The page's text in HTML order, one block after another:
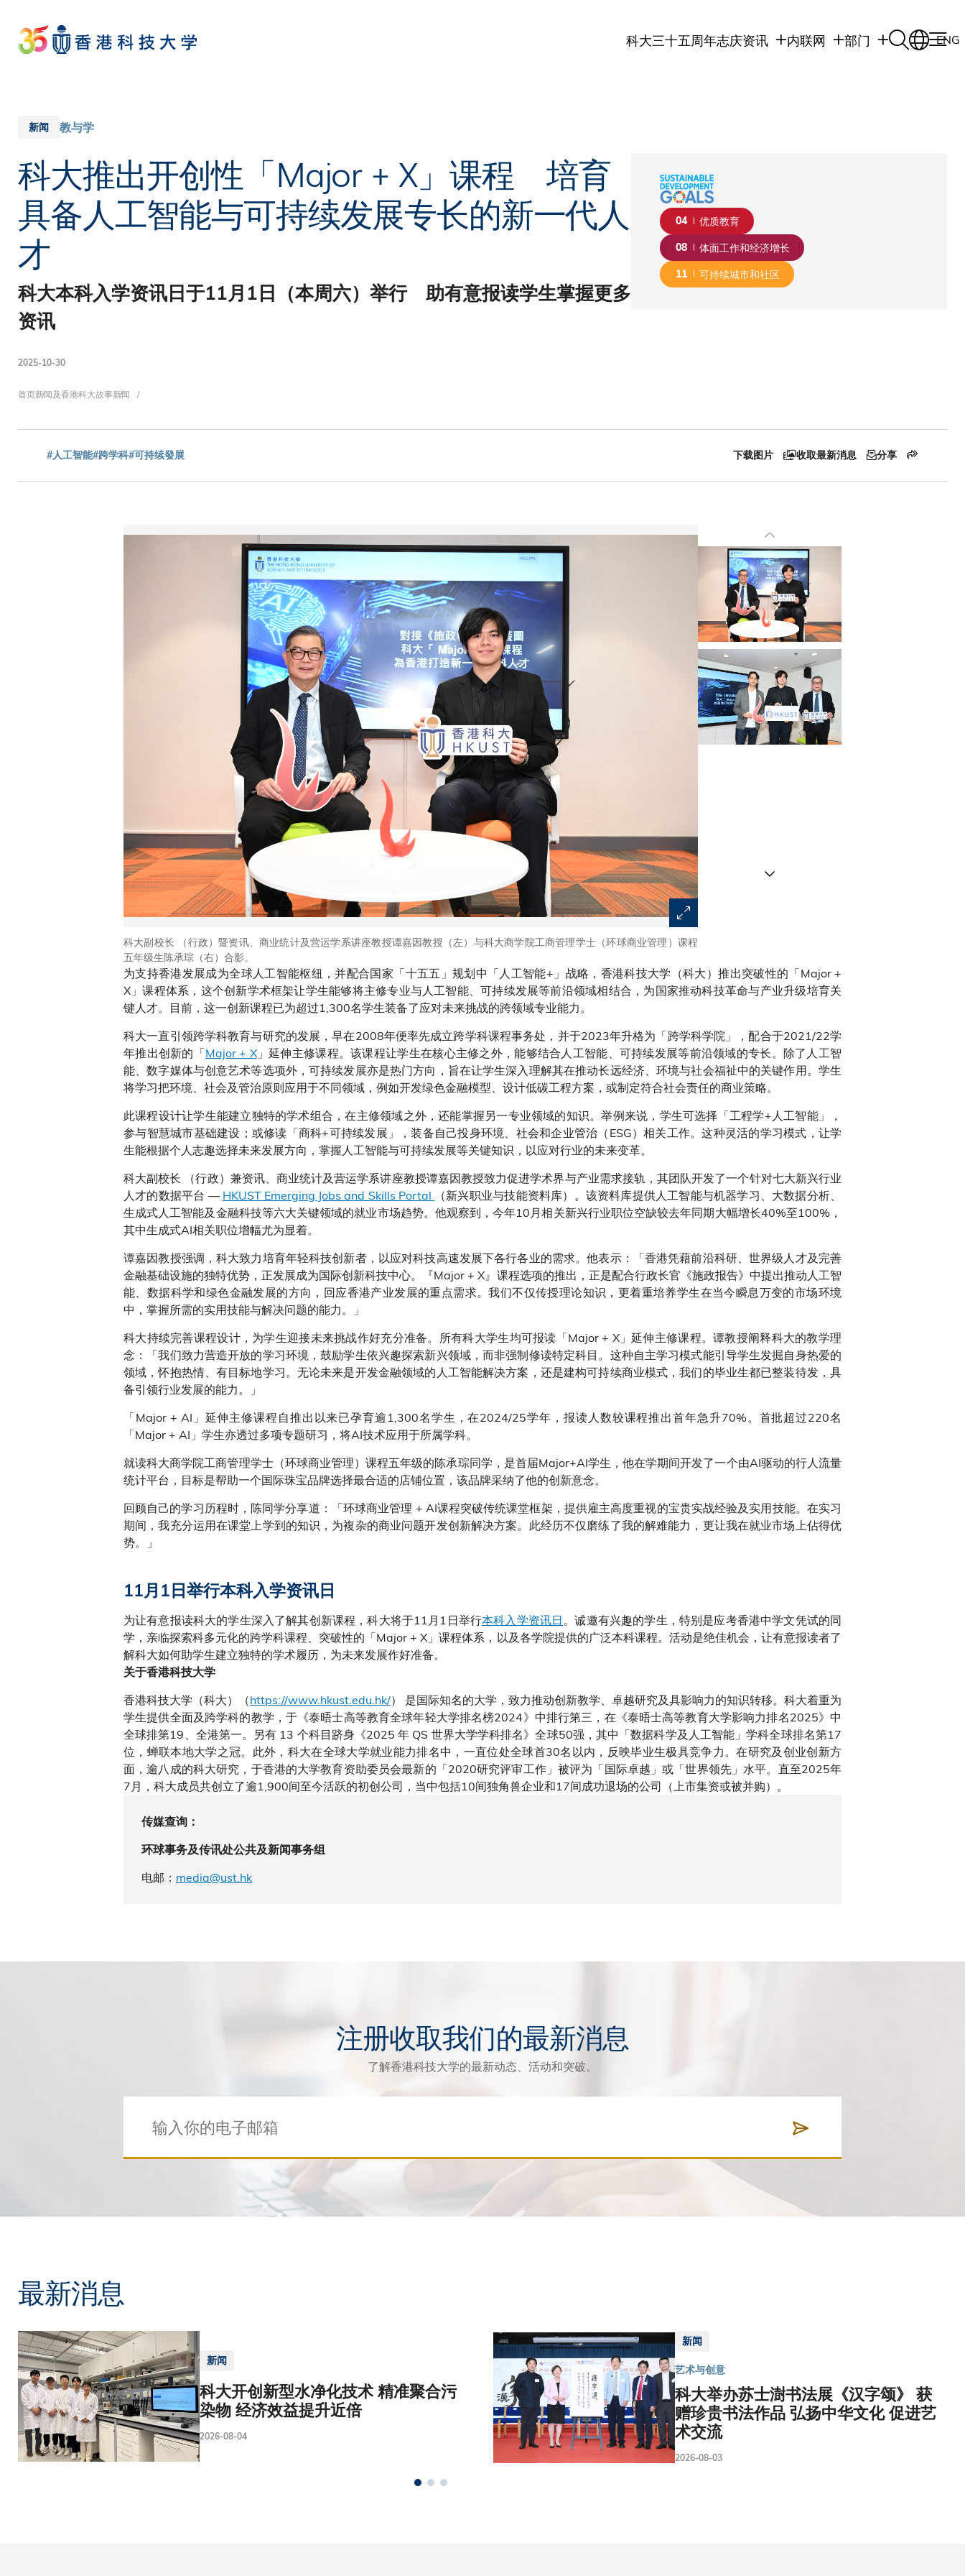
main
content
科大三十五周年志庆资讯 内联网 部门 ENG
新闻 教与学
科大推出开创性「Major + X」课程 培育
具备人工智能与可持续发展专长的新一代人
才
科大本科入学资讯日于11月1日（本周六）举行 助有意报读学生掌握更多
资讯
2025-10-30
面
包
首页新闻及香港科大故事新闻
04 优质教育
08 体面工作和经济增长
11 可持续城市和社区
#人工智能#跨学科#可持续發展 下载图片 收取最新消息 分享
科大副校长 （行政）暨资讯、商业统计及营运学系讲座教授谭嘉因教授（左）与科大商学院工商管理学士（环球商业管理）课程
五年级生陈承琮（右）合影。
为支持香港发展成为全球人工智能枢纽，并配合国家「十五五」规划中「人工智能+」战略，香港科技大学（科大）推出突破性的「Major +
X」课程体系，这个创新学术框架让学生能够将主修专业与人工智能、可持续发展等前沿领域相结合，为国家推动科技革命与产业升级培育关
键人才。目前，这一创新课程已为超过1,300名学生装备了应对未来挑战的跨领域专业能力。
科大一直引领跨学科教育与研究的发展，早在2008年便率先成立跨学科课程事务处，并于2023年升格为「跨学科学院」，配合于2021/22学
年推出创新的「Major + X」延伸主修课程。该课程让学生在核心主修之外，能够结合人工智能、可持续发展等前沿领域的专长。除了人工智
能、数字媒体与创意艺术等选项外，可持续发展亦是热门方向，旨在让学生深入理解其在推动长远经济、环境与社会福祉中的关键作用。学生
将学习把环境、社会及管治原则应用于不同领域，例如开发绿色金融模型、设计低碳工程方案，或制定符合社会责任的商业策略。
此课程设计让学生能建立独特的学术组合，在主修领域之外，还能掌握另一专业领域的知识。举例来说，学生可选择「工程学+人工智能」，
参与智慧城市基础建设；或修读「商科+可持续发展」，装备自己投身环境、社会和企业管治（ESG）相关工作。这种灵活的学习模式，让学
生能根据个人志趣选择未来发展方向，掌握人工智能与可持续发展等关键知识，以应对行业的未来变革。
科大副校长 （行政）兼资讯、商业统计及营运学系讲座教授谭嘉因教授致力促进学术界与产业需求接轨，其团队开发了一个针对七大新兴行业
人才的数据平台 —HKUST Emerging Jobs and Skills Portal
（新兴职业与技能资料库）。该资料库提供人工智能与机器学习、大数据分析、
生成式人工智能及金融科技等六大关键领域的就业市场趋势。他观察到，今年10月相关新兴行业职位空缺较去年同期大幅增长40%至100%，
其中生成式AI相关职位增幅尤为显着。
谭嘉因教授强调，科大致力培育年轻科技创新者，以应对科技高速发展下各行各业的需求。他表示：「香港凭藉前沿科研、世界级人才及完善
金融基础设施的独特优势，正发展成为国际创新科技中心。『Major + X』课程选项的推出，正是配合行政长官《施政报告》中提出推动人工智
能、数据科学和绿色金融发展的方向，回应香港产业发展的重点需求。我们不仅传授理论知识，更着重培养学生在当今瞬息万变的市场环境
中，掌握所需的实用技能与解决问题的能力。」
科大持续完善课程设计，为学生迎接未来挑战作好充分准备。所有科大学生均可报读「Major + X」延伸主修课程。谭教授阐释科大的教学理
念：「我们致力营造开放的学习环境，鼓励学生依兴趣探索新兴领域，而非强制修读特定科目。这种自主学习模式能引导学生发掘自身热爱的
领域，怀抱热情、有目标地学习。无论未来是开发金融领域的人工智能解决方案，还是建构可持续商业模式，我们的毕业生都已整装待发，具
备引领行业发展的能力。」
「Major + AI」延伸主修课程自推出以来已孕育逾1,300名学生，在2024/25学年，报读人数较课程推出首年急升70%。首批超过220名
「Major + AI」学生亦透过多项专题研习，将AI技术应用于所属学科。
就读科大商学院工商管理学士（环球商业管理）课程五年级的陈承琮同学，是首届Major+AI学生，他在学期间开发了一个由AI驱动的行人流量
统计平台，目标是帮助一个国际珠宝品牌选择最合适的店铺位置，该品牌采纳了他的创新意念。
回顾自己的学习历程时，陈同学分享道：「环球商业管理 + AI课程突破传统课堂框架，提供雇主高度重视的宝贵实战经验及实用技能。在实习
期间，我充分运用在课堂上学到的知识，为複杂的商业问题开发创新解决方案。此经历不仅磨练了我的解难能力，更让我在就业市场上佔得优
势。」
11月1日举行本科入学资讯日
为让有意报读科大的学生深入了解其创新课程，科大将于11月1日举行本科入学资讯日。诚邀有兴趣的学生，特别是应考香港中学文凭试的同
学，亲临探索科多元化的跨学科课程、突破性的「Major + X」课程体系，以及各学院提供的广泛本科课程。活动是绝佳机会，让有意报读者了
解科大如何助学生建立独特的学术履历，为未来发展作好准备。
关于香港科技大学
香港科技大学（科大）（https://www.hkust.edu.hk/） 是国际知名的大学，致力推动创新教学、卓越研究及具影响力的知识转移。科大着重为
学生提供全面及跨学科的教学，于《泰晤士高等教育全球年轻大学排名榜2024》中排行第三，在《泰晤士高等教育大学影响力排名2025》中
全球排第19、全港第一。另有 13 个科目跻身《2025 年 QS 世界大学学科排名》全球50强，其中「数据科学及人工智能」学科全球排名第17
位，蝉联本地大学之冠。此外，科大在全球大学就业能力排名中，一直位处全球首30名以内，反映毕业生极具竞争力。在研究及创业创新方
面，逾八成的科大研究，于香港的大学教育资助委员会最新的「2020研究评审工作」被评为「国际卓越」或「世界领先」水平。直至2025年
7月，科大成员共创立了逾1,900间至今活跃的初创公司，当中包括10间独角兽企业和17间成功退场的公司（上市集资或被并购）。
传媒查询：
环球事务及传讯处公共及新闻事务组
电邮： media@ust.hk
注册收取我们的最新消息
了解香港科技大学的最新动态、活动和突破。
最新消息
新闻
科大开创新型水净化技术 精准聚合污
染物 经济效益提升近倍
2026-08-04
新闻
艺术与创意
科大举办苏士澍书法展《汉字颂》 获
赠珍贵书法作品 弘扬中华文化 促进艺
术交流
2026-08-03